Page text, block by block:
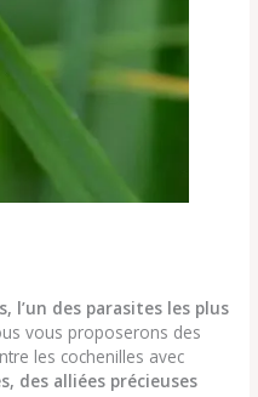
l’un des parasites les plus
vous proposerons des
les cochenilles avec
des alliées précieuses